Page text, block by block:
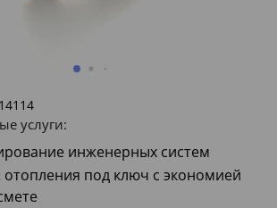
услуги:
инженерных систем
под ключ с экономией